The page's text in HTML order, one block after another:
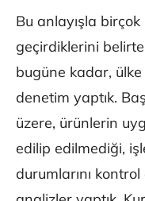
Bu anlayışla
geçirdiklerini
bugüne kadar,
denetim yaptık.
üzere, ürünlerin
edilip edilmediği,
durumlarını